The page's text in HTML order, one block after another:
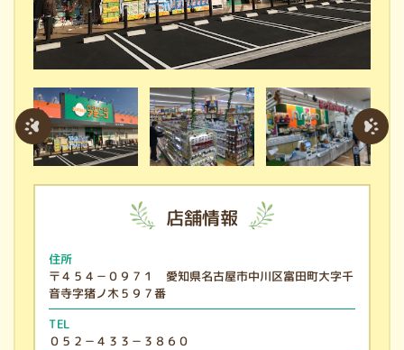
店舗情報
住所
〒４５４－０９７１ 愛知県名古屋市中川区富田町大字千
音寺字猪ノ木５９７番
TEL
０５２－４３３－３８６０